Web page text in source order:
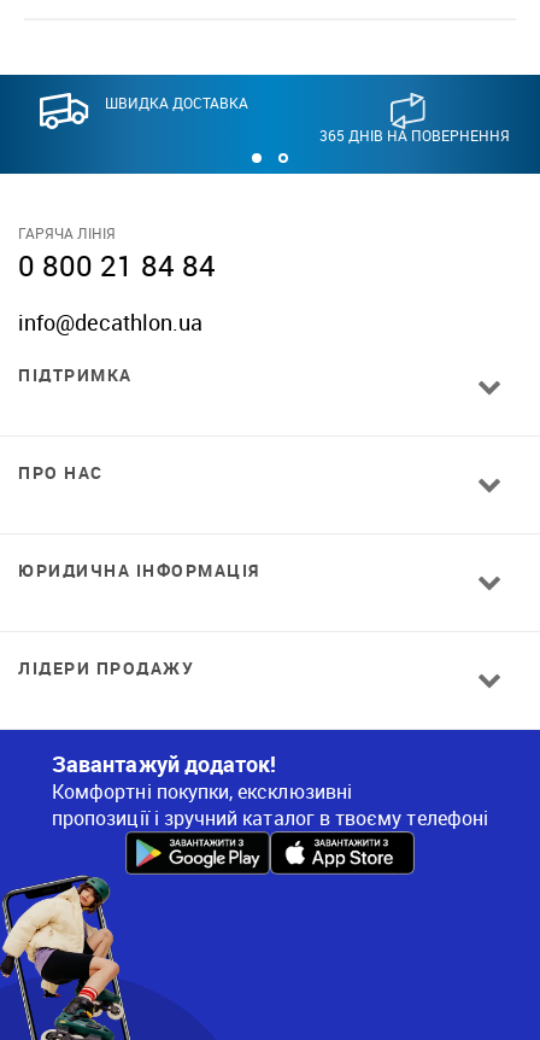
ШВИДКА ДОСТАВКА
365 ДНІВ НА ПОВЕРНЕННЯ
ГАРЯЧА ЛІНІЯ
0 800 21 84 84
info@decathlon.ua
ПІДТРИМКА
ПРО НАС
ЮРИДИЧНА ІНФОРМАЦІЯ
ЛІДЕРИ ПРОДАЖУ
Завантажуй додаток!
Комфортні покупки, ексклюзивні
пропозиції і зручний каталог в твоєму телефоні